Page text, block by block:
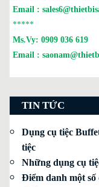
Email :
*****
Ms.Vy: 0909 036 619
Email :
TIN TỨC
Dụng cụ tiệc
tiệc
Những dụng cụ
Điểm danh một số